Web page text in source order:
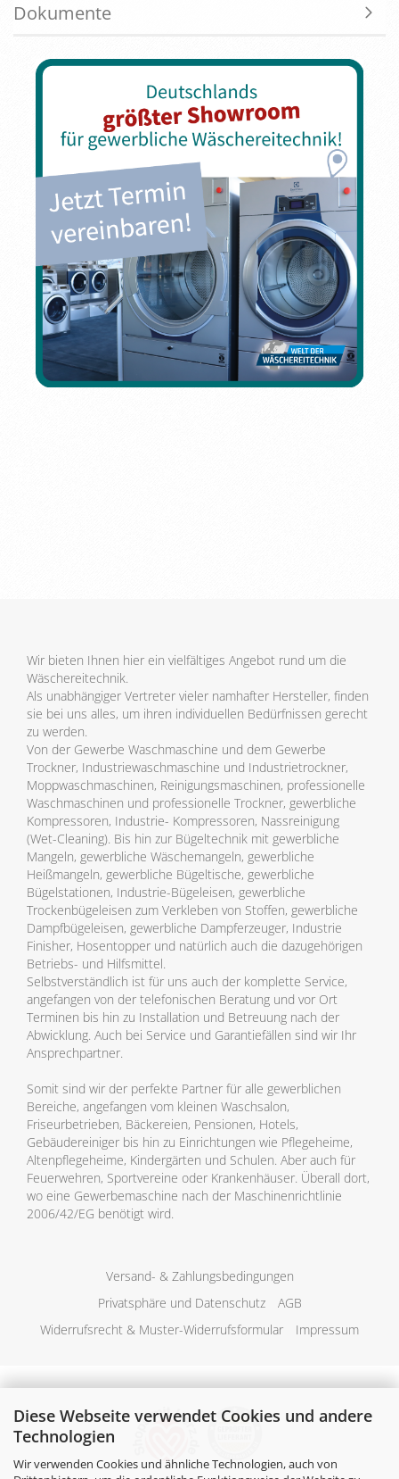
Diese Webseite verwendet Cookies und andere
Technologien
Wir verwenden Cookies und ähnliche Technologien, auch von
Dokumente
Wir bieten Ihnen hier ein vielfältiges Angebot rund um die
Wäschereitechnik.
Als unabhängiger Vertreter vieler namhafter Hersteller, finden
sie bei uns alles, um ihren individuellen Bedürfnissen gerecht
zu werden.
Von der Gewerbe Waschmaschine und dem Gewerbe
Trockner, Industriewaschmaschine und Industrietrockner,
Moppwaschmaschinen, Reinigungsmaschinen, professionelle
Waschmaschinen und professionelle Trockner, gewerbliche
Kompressoren, Industrie- Kompressoren, Nassreinigung
(Wet-Cleaning). Bis hin zur Bügeltechnik mit gewerbliche
Mangeln, gewerbliche Wäschemangeln, gewerbliche
Heißmangeln, gewerbliche Bügeltische, gewerbliche
Bügelstationen, Industrie-Bügeleisen, gewerbliche
Trockenbügeleisen zum Verkleben von Stoffen, gewerbliche
Dampfbügeleisen, gewerbliche Dampferzeuger, Industrie
Finisher, Hosentopper und natürlich auch die dazugehörigen
Betriebs- und Hilfsmittel.
Selbstverständlich ist für uns auch der komplette Service,
angefangen von der telefonischen Beratung und vor Ort
Terminen bis hin zu Installation und Betreuung nach der
Abwicklung. Auch bei Service und Garantiefällen sind wir Ihr
Ansprechpartner.
Somit sind wir der perfekte Partner für alle gewerblichen
Bereiche, angefangen vom kleinen Waschsalon,
Friseurbetrieben, Bäckereien, Pensionen, Hotels,
Gebäudereiniger bis hin zu Einrichtungen wie Pflegeheime,
Altenpflegeheime, Kindergärten und Schulen. Aber auch für
Feuerwehren, Sportvereine oder Krankenhäuser. Überall dort,
wo eine Gewerbemaschine nach der Maschinenrichtlinie
2006/42/EG benötigt wird.
Versand- & Zahlungsbedingungen
Privatsphäre und Datenschutz
AGB
Widerrufsrecht & Muster-Widerrufsformular
Impressum